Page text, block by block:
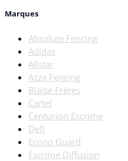
Marques
Absolute Fencing
Adidas
Allstar
Azza Fencing
Blaise Frères
Cartel
Centurion Escrime
Defi
Econo Guard
Escrime Diffusion